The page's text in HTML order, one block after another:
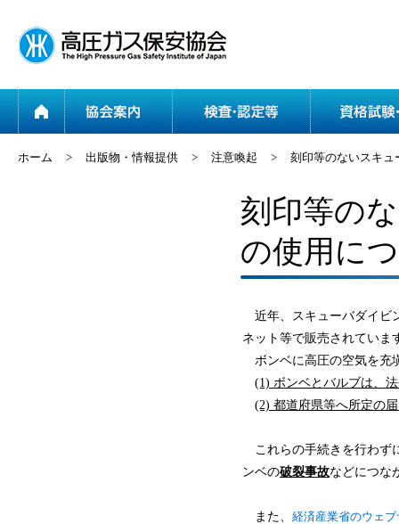
協会案内
ホーム > 出版物・情報提供 > 注意喚起 > 刻印等のないスキュ
刻印等の
の使用に
近年、スキューバダイビ
ネット等で販売されていま
ボンベに高圧の空気を充
(1) ボンベとバルブは、
(2) 都道府県等へ所定の
これらの手続きを行わず
ンベの破裂事故などにつな
また、 経済産業省のウェブ